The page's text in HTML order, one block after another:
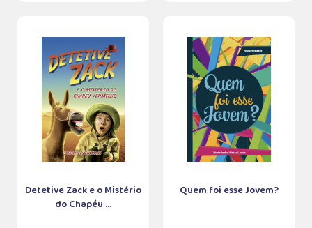
Detetive Zack e o Mistério
do Chapéu ...
Quem foi esse Jovem?